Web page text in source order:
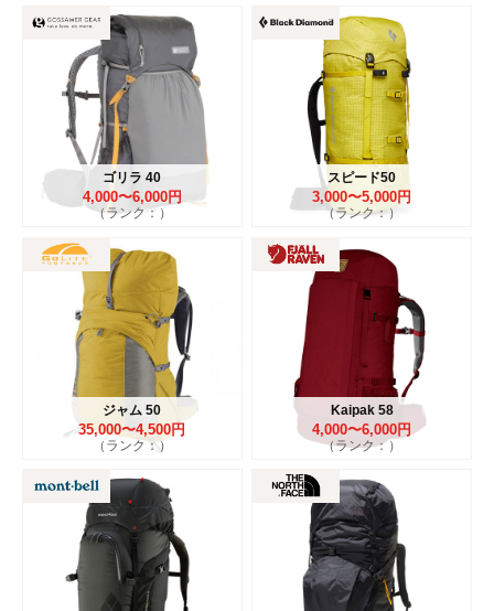
ゴリラ 40
4,000〜6,000円
（ランク：）
スピード50
3,000〜5,000円
（ランク：）
ジャム 50
35,000〜4,500円
（ランク：）
Kaipak 58
4,000〜6,000円
（ランク：）